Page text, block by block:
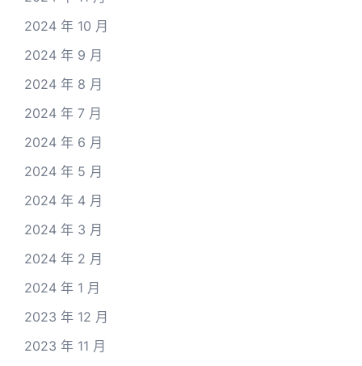
2024 年 10 月
2024 年 9 月
2024 年 8 月
2024 年 7 月
2024 年 6 月
2024 年 5 月
2024 年 4 月
2024 年 3 月
2024 年 2 月
2024 年 1 月
2023 年 12 月
2023 年 11 月